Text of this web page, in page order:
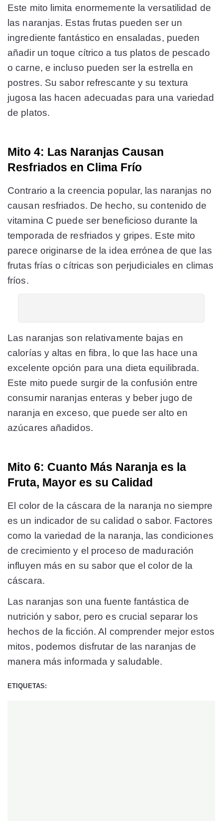
Este mito limita enormemente la versatilidad de
las naranjas. Estas frutas pueden ser un
ingrediente fantástico en ensaladas, pueden
añadir un toque cítrico a tus platos de pescado
o carne, e incluso pueden ser la estrella en
postres. Su sabor refrescante y su textura
jugosa las hacen adecuadas para una variedad
de platos.
Mito 4: Las Naranjas Causan
Resfriados en Clima Frío
Contrario a la creencia popular, las naranjas no
causan resfriados. De hecho, su contenido de
vitamina C puede ser beneficioso durante la
temporada de resfriados y gripes. Este mito
parece originarse de la idea errónea de que las
frutas frías o cítricas son perjudiciales en climas
fríos.
Las naranjas son relativamente bajas en
calorías y altas en fibra, lo que las hace una
excelente opción para una dieta equilibrada.
Este mito puede surgir de la confusión entre
consumir naranjas enteras y beber jugo de
naranja en exceso, que puede ser alto en
azúcares añadidos.
Mito 6: Cuanto Más Naranja es la
Fruta, Mayor es su Calidad
El color de la cáscara de la naranja no siempre
es un indicador de su calidad o sabor. Factores
como la variedad de la naranja, las condiciones
de crecimiento y el proceso de maduración
influyen más en su sabor que el color de la
cáscara.
Las naranjas son una fuente fantástica de
nutrición y sabor, pero es crucial separar los
hechos de la ficción. Al comprender mejor estos
mitos, podemos disfrutar de las naranjas de
manera más informada y saludable.
ETIQUETAS: